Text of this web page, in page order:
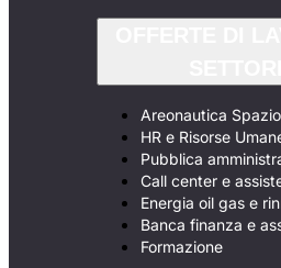
Areonautica
HR e Risorse
Pubblica
Call center e
Energia oil gas e
Banca finanza e
Formazione